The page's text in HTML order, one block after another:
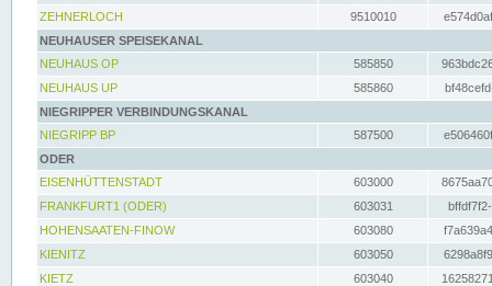
ZEHNERLOCH
9510010
NEUHAUSER SPEISEKANAL
NEUHAUS OP
585850
NEUHAUS UP
585860
NIEGRIPPER VERBINDUNGSKANAL
NIEGRIPP BP
587500
ODER
EISENHÜTTENSTADT
603000
FRANKFURT1 (ODER)
603031
HOHENSAATEN-FINOW
603080
KIENITZ
603050
KIETZ
603040